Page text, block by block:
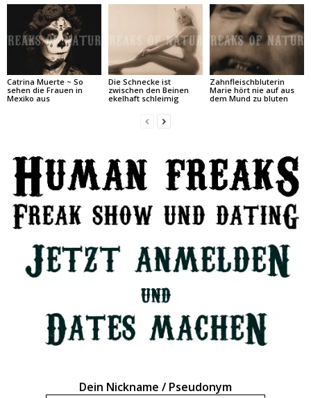
Catrina Muerte ~ So
sehen die Frauen in
Mexiko aus
Die Schnecke ist
zwischen den Beinen
ekelhaft schleimig
Zahnfleischbluterin
Marie hört nie auf aus
dem Mund zu bluten
Dein Nickname / Pseudonym